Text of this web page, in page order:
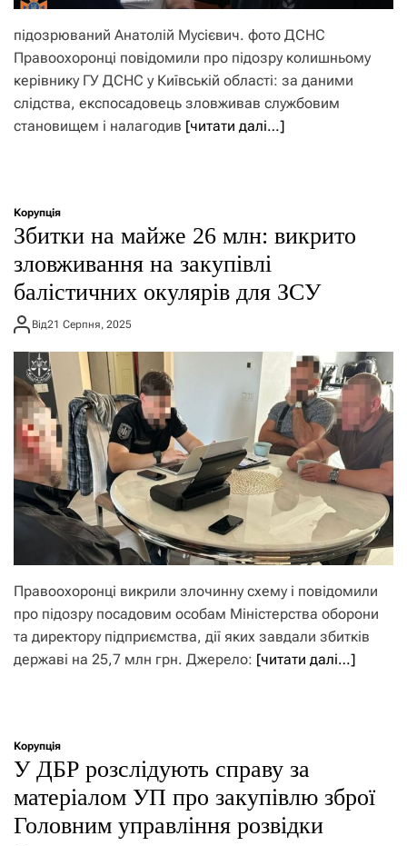
підозрюваний Анатолій Мусієвич. фото ДСНС
Правоохоронці повідомили про підозру колишньому
керівнику ГУ ДСНС у Київській області: за даними
слідства, експосадовець зловживав службовим
становищем і налагодив [читати далі…]
Корупція
Збитки на майже 26 млн: викрито
зловживання на закупівлі
балістичних окулярів для ЗСУ
Від21 Серпня, 2025
Правоохоронці викрили злочинну схему і повідомили
про підозру посадовим особам Міністерства оборони
та директору підприємства, дії яких завдали збитків
державі на 25,7 млн грн. Джерело: [читати далі…]
Корупція
У ДБР розслідують справу за
матеріалом УП про закупівлю зброї
Головним управління розвідки